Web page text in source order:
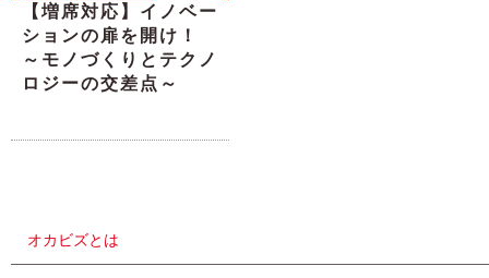
【増席対応】イノベー
ションの扉を開け！
～モノづくりとテクノ
ロジーの交差点～
オカビズとは